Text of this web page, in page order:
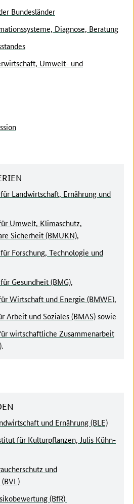
Bundesländer
Diagnose, Beratung
Umwelt- und
Landwirtschaft, Ernährung und
Umwelt, Klimaschutz,
Sicherheit (BMUKN),
Forschung, Technologie und
Gesundheit (BMG),
Wirtschaft und Energie (BMWE),
Arbeit und Soziales (BMAS)sowie
wirtschaftliche Zusammenarbeit
.
und Ernährung (BLE)
für Kulturpflanzen, Julis Kühn-
und
(BfR)